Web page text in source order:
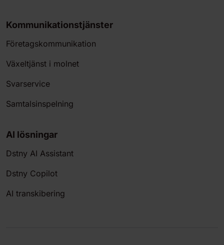
Kommunikationstjänster
Företagskommunikation
Växeltjänst i molnet
Svarservice
Samtalsinspelning
AI lösningar
Dstny AI Assistant
Dstny Copilot
AI transkibering